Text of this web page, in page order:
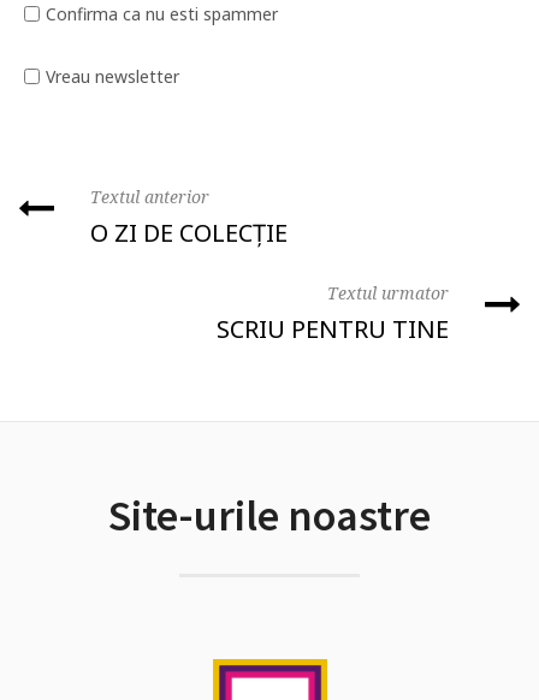
Confirma ca nu esti spammer
Vreau newsletter
Textul anterior
O ZI DE COLECȚIE
Textul urmator
SCRIU PENTRU TINE
Site-urile noastre